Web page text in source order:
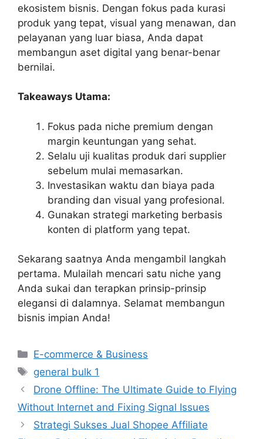
ekosistem bisnis. Dengan fokus pada kurasi
produk yang tepat, visual yang menawan, dan
pelayanan yang luar biasa, Anda dapat
membangun aset digital yang benar-benar
bernilai.
Takeaways Utama:
Fokus pada niche premium dengan
margin keuntungan yang sehat.
Selalu uji kualitas produk dari supplier
sebelum mulai memasarkan.
Investasikan waktu dan biaya pada
branding dan visual yang profesional.
Gunakan strategi marketing berbasis
konten di platform yang tepat.
Sekarang saatnya Anda mengambil langkah
pertama. Mulailah mencari satu niche yang
Anda sukai dan terapkan prinsip-prinsip
elegansi di dalamnya. Selamat membangun
bisnis impian Anda!
Categories
E-commerce & Business
Tags
general bulk 1
Drone Offline: The Ultimate Guide to Flying
Without Internet and Fixing Signal Issues
Strategi Sukses Jual Shopee Affiliate